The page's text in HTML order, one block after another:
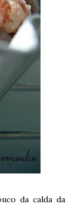
da calda da